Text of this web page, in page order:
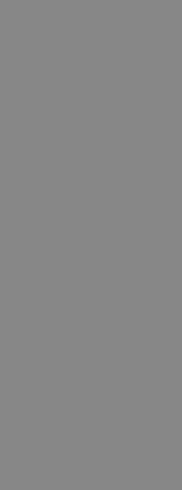
delle
delle
nei siti; può
la nuova